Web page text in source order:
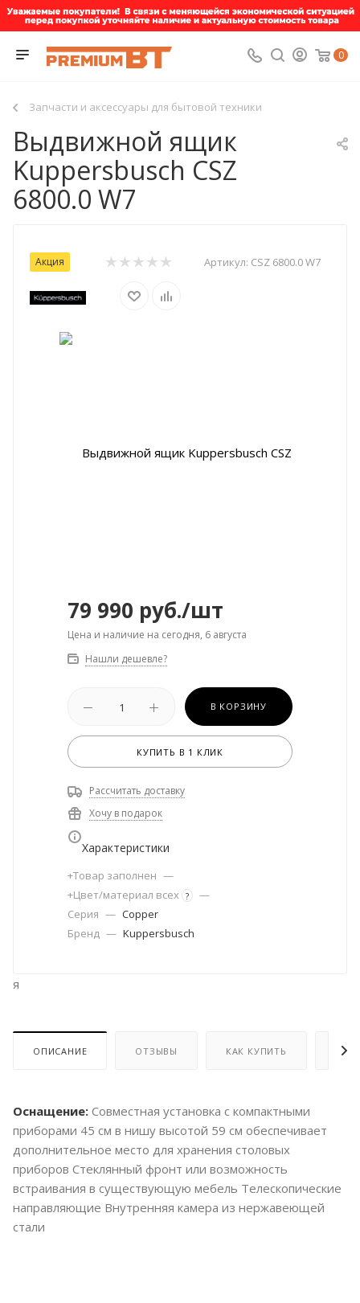
0
Запчасти и аксессуары для бытовой техники
Выдвижной ящик
Kuppersbusch CSZ
6800.0 W7
Акция Артикул: CSZ 6800.0 W7
79 990 руб./шт
Цена и наличие на сегодня, 6 августа
Нашли дешевле?
В КОРЗИНУ
КУПИТЬ В 1 КЛИК
Рассчитать доставку
Хочу в подарок
Характеристики
+Товар заполнен —
+Цвет/материал всех ?
—
Серия — Copper
Бренд — Kuppersbusch
я
ОПИСАНИЕ ОТЗЫВЫ КАК КУПИТЬ
Оснащение: Совместная установка с компактными
приборами 45 см в нишу высотой 59 см обеспечивает
дополнительное место для хранения столовых
приборов Стеклянный фронт или возможность
встраивания в существующую мебель Телескопические
направляющие Внутренняя камера из нержавеющей
стали